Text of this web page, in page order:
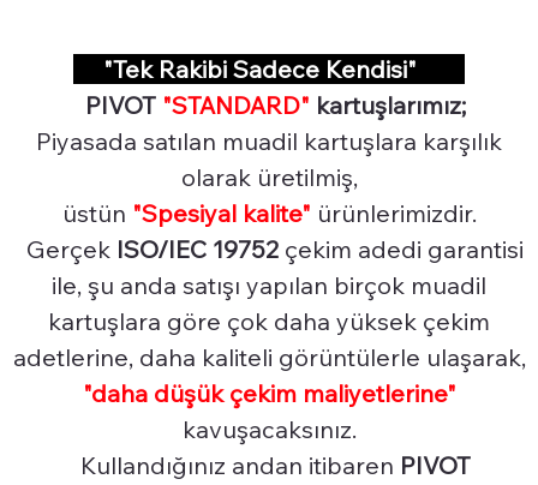
"Tek Rakibi Sadece Kendisi"
PIVOT "STANDARD" kartuşlarımız;
Piyasada satılan muadil kartuşlara karşılık
olarak üretilmiş,
üstün "Spesiyal kalite" ürünlerimizdir.
Gerçek ISO/IEC 19752 çekim adedi garantisi
ile, şu anda satışı yapılan birçok muadil
kartuşlara göre çok daha yüksek çekim
adetlerine, daha kaliteli görüntülerle ulaşarak,
"daha düşük çekim maliyetlerine"
kavuşacaksınız.
Kullandığınız andan itibaren PIVOT